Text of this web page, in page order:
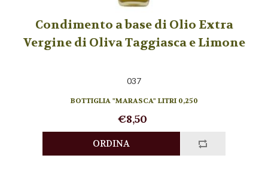
Condimento a base di Olio Extra
Vergine di Oliva Taggiasca e Limone
037
BOTTIGLIA "MARASCA" LITRI 0,250
€8,50